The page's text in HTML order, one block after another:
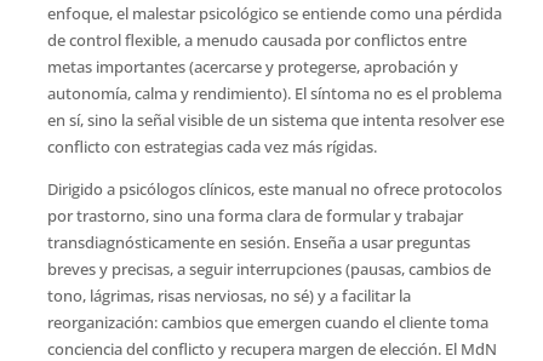
enfoque, el malestar psicológico se entiende como una pérdida
de control flexible, a menudo causada por conflictos entre
metas importantes (acercarse y protegerse, aprobación y
autonomía, calma y rendimiento). El síntoma no es el problema
en sí, sino la señal visible de un sistema que intenta resolver ese
conflicto con estrategias cada vez más rígidas.
Dirigido a psicólogos clínicos, este manual no ofrece protocolos
por trastorno, sino una forma clara de formular y trabajar
transdiagnósticamente en sesión. Enseña a usar preguntas
breves y precisas, a seguir interrupciones (pausas, cambios de
tono, lágrimas, risas nerviosas, no sé) y a facilitar la
reorganización: cambios que emergen cuando el cliente toma
conciencia del conflicto y recupera margen de elección. El MdN